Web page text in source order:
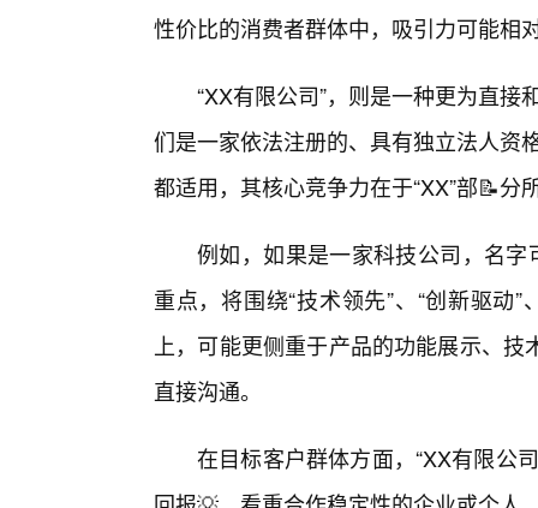
性价比的消费者群体中，吸引力可能相
“XX有限公司”，则是一种更为直
们是一家依法注册的、具有独立法人资
都适用，其核心竞争力在于“XX”部📝分
例如，如果是一家科技公司，名字
重点，将围绕“技术领先”、“创新驱动
上，可能更侧重于产品的功能展示、
直接沟通。
在目标客户群体方面，“XX有限公